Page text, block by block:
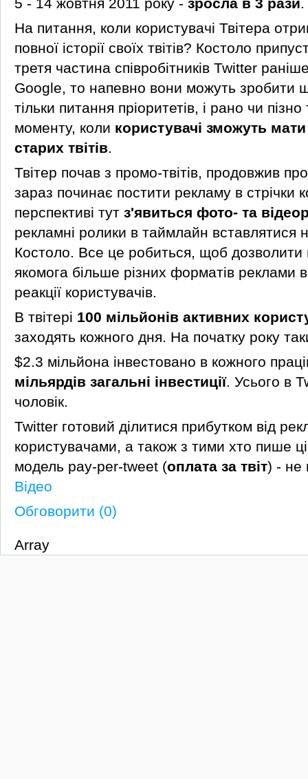
На питання, коли користувачі Твітера
повної історії своїх твітів? Костоло
третя частина співробітників Twitter
Google, то напевно вони можуть зробити
тільки питання пріоритетів, і рано чи пізно
моменту, коли користувачі зможуть
старих твітів.
Твітер почав з промо-твітів, продовжив
зараз починає постити рекламу в стрічки
перспективі тут з'явиться фото- та
рекламні ролики в таймлайн вставлятися
Костоло. Все це робиться, щоб дозволити
якомога більше різних форматів реклами
реакції користувачів.
В твітері 100 мільйонів активних
заходять кожного дня. На початку року
$2.3 мільйона інвестовано в кожного
мільярдів загальні інвестиції. Усього в
чоловік.
Twitter готовий ділитися прибутком від
користувачами, а також з тими хто пише
модель pay-per-tweet (оплата за твіт) - не
Відео
Обговорити (0)
Array